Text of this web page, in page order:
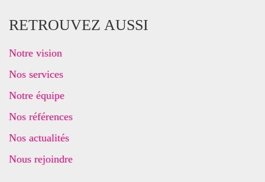
RETROUVEZ AUSSI
Notre vision
Nos services
Notre équipe
Nos références
Nos actualités
Nous rejoindre